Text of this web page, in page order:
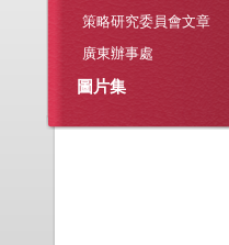
策略研究委員會文章
廣東辦事處
圖片集